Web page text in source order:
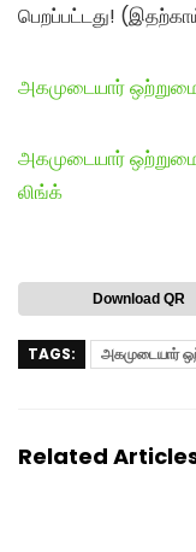
பெறப்பட்டது!
அகமுடையார்
அகமுடையார் ஒற்றுமை
லிங்க்
Download QR
TAGS: அகமுடையார்
Related